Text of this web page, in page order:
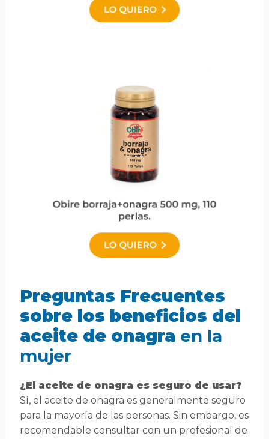
Preguntas Frecuentes
sobre los beneficios del
aceite de onagra en la
mujer
¿El aceite de onagra es seguro de usar?
Sí, el aceite de onagra es generalmente seguro
para la mayoría de las personas. Sin embargo, es
recomendable consultar con un profesional de